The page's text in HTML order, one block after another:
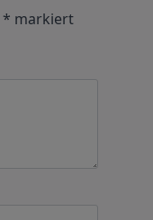
* markiert